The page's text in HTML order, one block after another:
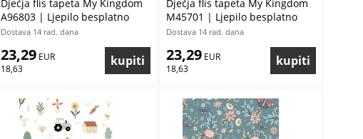
Dječja flis tapeta My Kingdom
A96803 | Ljepilo besplatno
Dostava 14 rad. dana
23,29 EUR
18,63
Dječja flis tapeta My Kingdom
M45701 | Ljepilo besplatno
Dostava 14 rad. dana
23,29 EUR
18,63